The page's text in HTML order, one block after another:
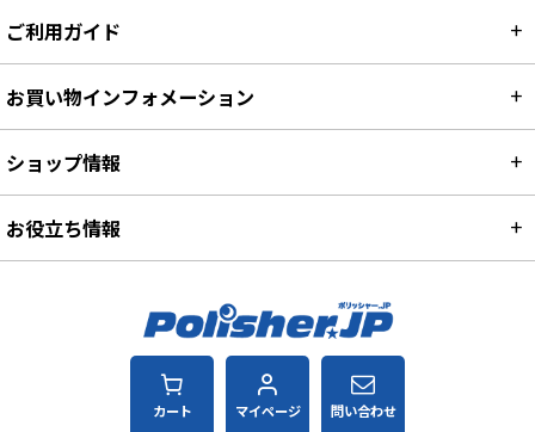
カート マイページ 問い合わせ
ご利用ガイド
お買い物インフォメーション
ショップ情報
お役立ち情報